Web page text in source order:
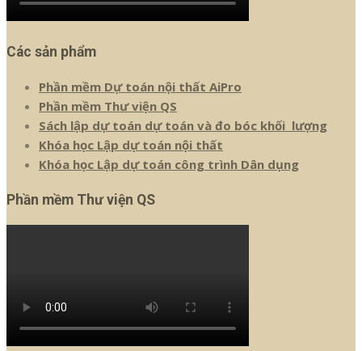
Các sản phẩm
Phần mềm Dự toán nội thất AiPro
Phần mềm Thư viện QS
Sách lập dự toán dự toán và đo bóc khối lượng
Khóa học Lập dự toán nội thất
Khóa học Lập dự toán công trình Dân dụng
Phần mềm Thư viện QS